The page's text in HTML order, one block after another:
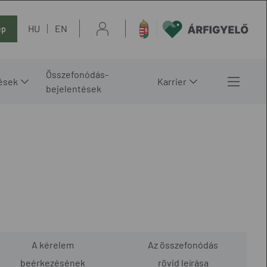
HU EN
Összefonódás-
bejelentések
Karrier
A kérelem
beérkezésének
Az összefonódás
rövid leírása